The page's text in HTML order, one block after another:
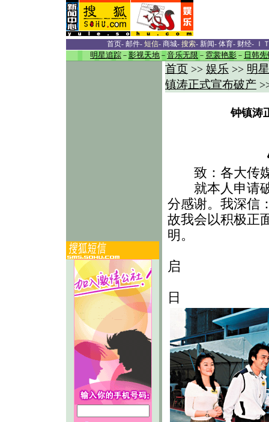
首页- 邮件- 短信- 商城- 搜索- 新闻- 体育- 财经- Ｉ
明星追踪 － 影视天地 － 音乐无限 － 霓裳艳影 － 日韩先
首页 >> 娱乐 >> 明
镇涛正式宣布破产
钟镇涛
钟
致：各大传
就本人申请破
分感谢。我深信
故我会以积极正
明。
启
日